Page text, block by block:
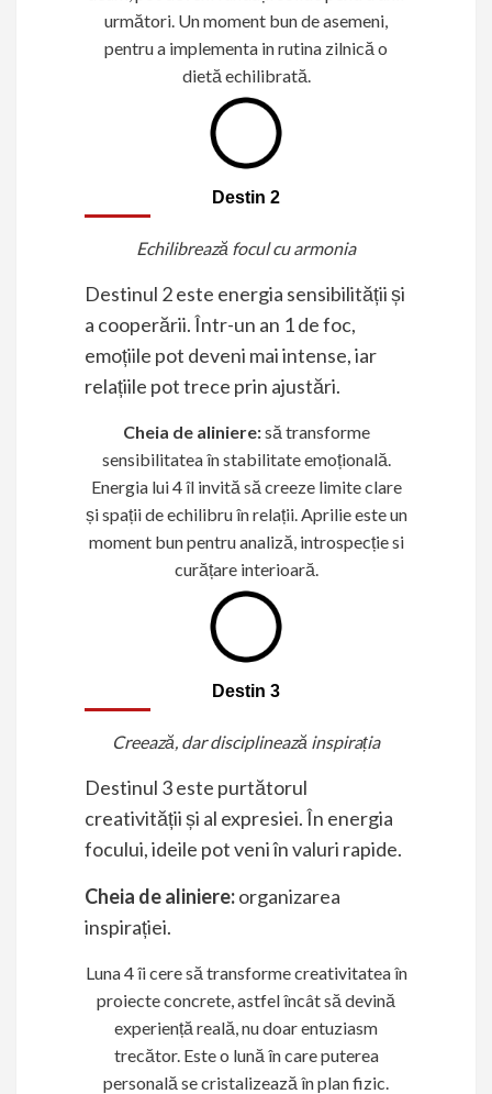
următori. Un moment bun de asemeni,
pentru a implementa in rutina zilnică o
dietă echilibrată.
Destin 2
Echilibrează focul cu armonia
Destinul 2 este energia sensibilității și
a cooperării. Într-un an 1 de foc,
emoțiile pot deveni mai intense, iar
relațiile pot trece prin ajustări.
Cheia de aliniere:să transforme
sensibilitatea în stabilitate emoțională.
Energia lui 4 îl invită să creeze limite clare
și spații de echilibru în relații. Aprilie este un
moment bun pentru analiză, introspecție si
curățare interioară.
Destin 3
Creează, dar disciplinează inspirația
Destinul 3 este purtătorul
creativității și al expresiei. În energia
focului, ideile pot veni în valuri rapide.
Cheia de aliniere:organizarea
inspirației.
Luna 4 îi cere să transforme creativitatea în
proiecte concrete, astfel încât să devină
experiență reală, nu doar entuziasm
trecător. Este o lună în care puterea
personală se cristalizează în plan fizic.